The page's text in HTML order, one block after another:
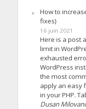
How to
fixes)
16 juin 2021
Here is a post
limit in
exhausted
WordPress
the most
apply an easy
in your PHP.
Dusan